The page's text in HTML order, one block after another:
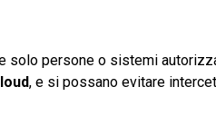
solo persone o sistemi
, e si possano evitare